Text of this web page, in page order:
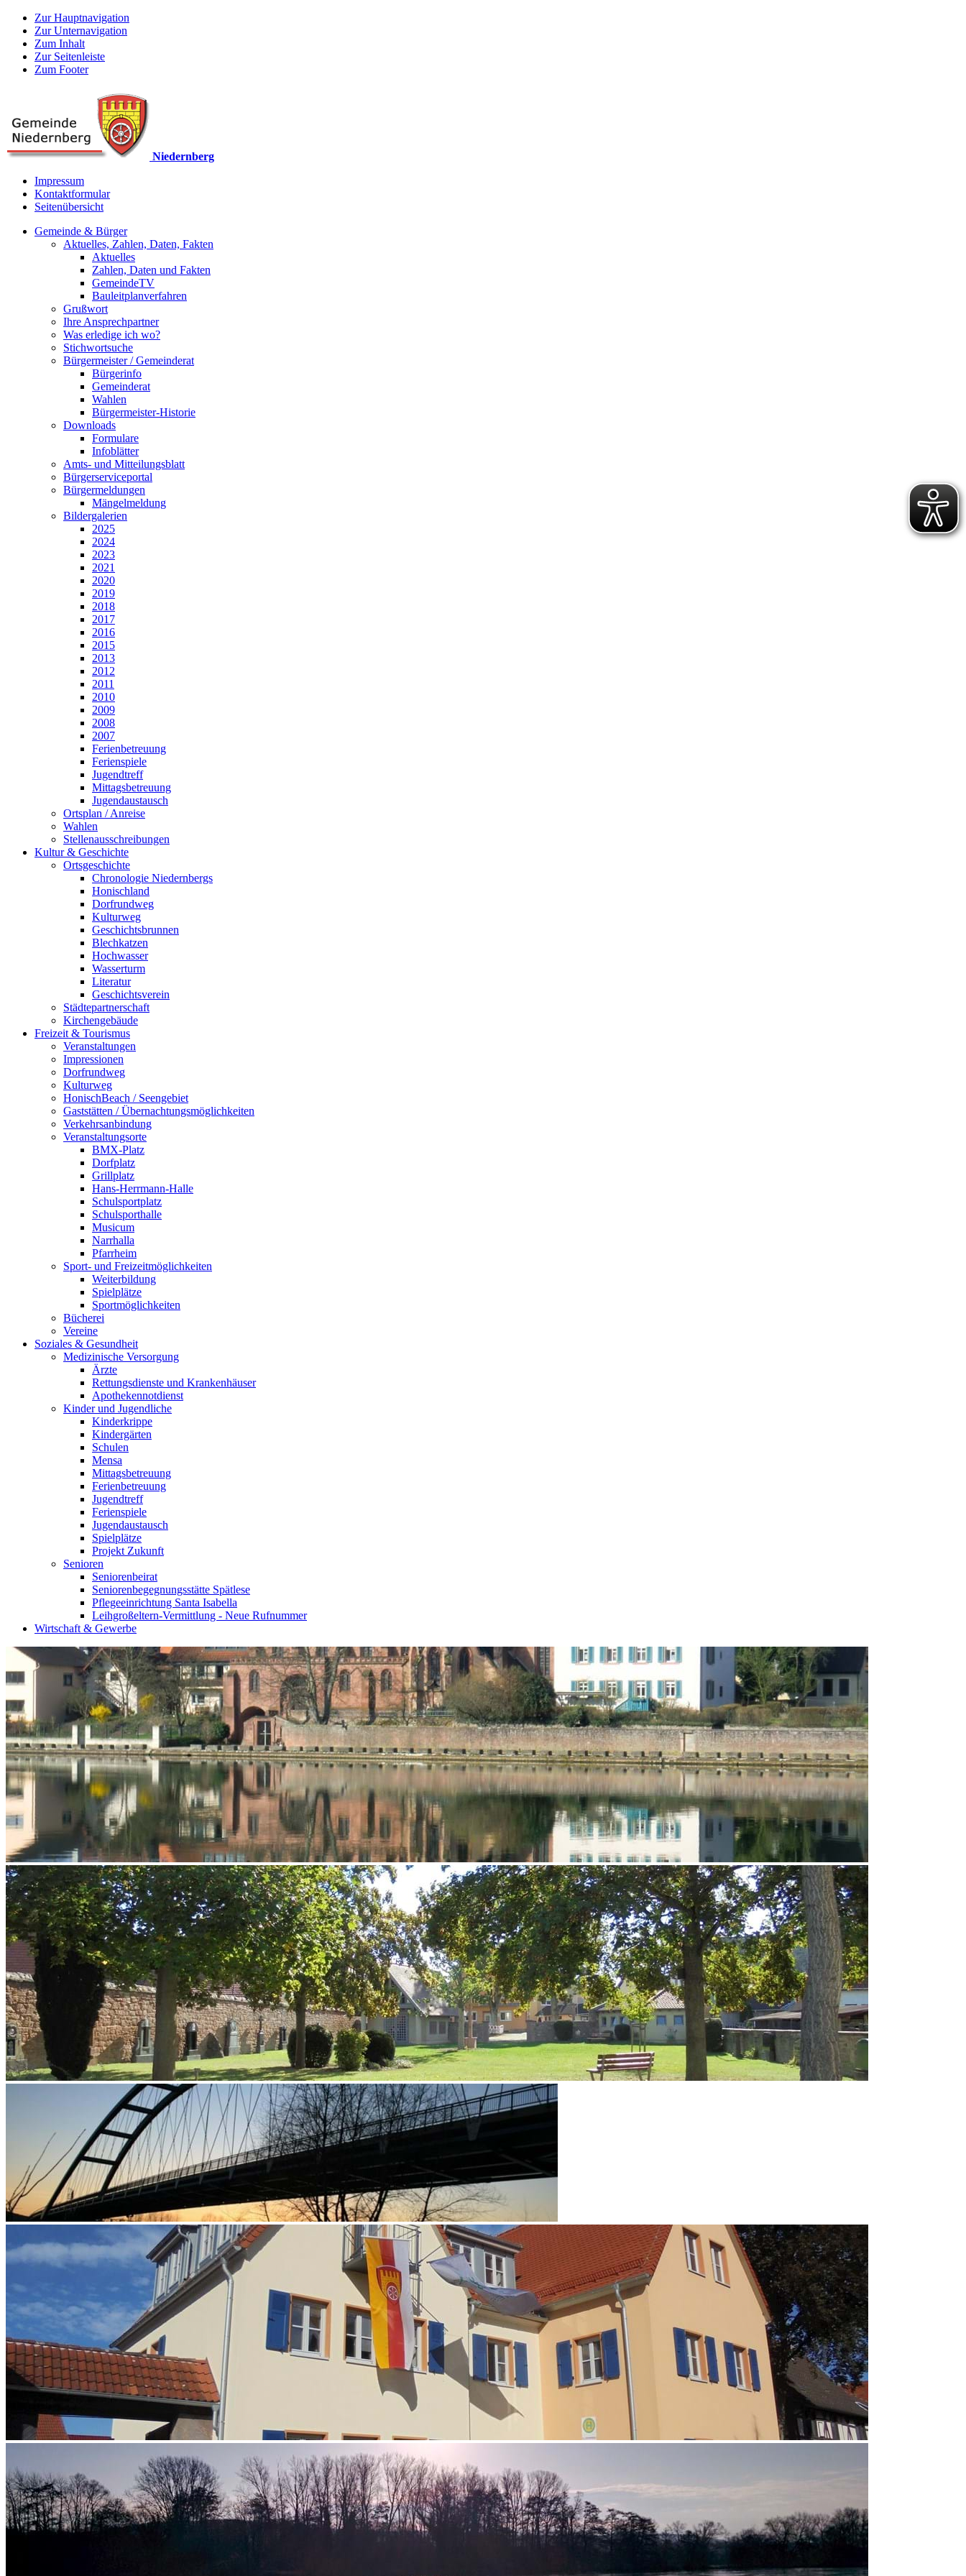
Zur Hauptnavigation
Zur Unternavigation
Zum Inhalt
Zur Seitenleiste
Zum Footer
Niedernberg
Impressum
Kontaktformular
Seitenübersicht
Gemeinde & Bürger
Aktuelles, Zahlen, Daten, Fakten
Aktuelles
Zahlen, Daten und Fakten
GemeindeTV
Bauleitplanverfahren
Grußwort
Ihre Ansprechpartner
Was erledige ich wo?
Stichwortsuche
Bürgermeister / Gemeinderat
Bürgerinfo
Gemeinderat
Wahlen
Bürgermeister-Historie
Downloads
Formulare
Infoblätter
Amts- und Mitteilungsblatt
Bürgerserviceportal
Bürgermeldungen
Mängelmeldung
Bildergalerien
2025
2024
2023
2021
2020
2019
2018
2017
2016
2015
2013
2012
2011
2010
2009
2008
2007
Ferienbetreuung
Ferienspiele
Jugendtreff
Mittagsbetreuung
Jugendaustausch
Ortsplan / Anreise
Wahlen
Stellenausschreibungen
Kultur & Geschichte
Ortsgeschichte
Chronologie Niedernbergs
Honischland
Dorfrundweg
Kulturweg
Geschichtsbrunnen
Blechkatzen
Hochwasser
Wasserturm
Literatur
Geschichtsverein
Städtepartnerschaft
Kirchengebäude
Freizeit & Tourismus
Veranstaltungen
Impressionen
Dorfrundweg
Kulturweg
HonischBeach / Seengebiet
Gaststätten / Übernachtungsmöglichkeiten
Verkehrsanbindung
Veranstaltungsorte
BMX-Platz
Dorfplatz
Grillplatz
Hans-Herrmann-Halle
Schulsportplatz
Schulsporthalle
Musicum
Narrhalla
Pfarrheim
Sport- und Freizeitmöglichkeiten
Weiterbildung
Spielplätze
Sportmöglichkeiten
Bücherei
Vereine
Soziales & Gesundheit
Medizinische Versorgung
Ärzte
Rettungsdienste und Krankenhäuser
Apothekennotdienst
Kinder und Jugendliche
Kinderkrippe
Kindergärten
Schulen
Mensa
Mittagsbetreuung
Ferienbetreuung
Jugendtreff
Ferienspiele
Jugendaustausch
Spielplätze
Projekt Zukunft
Senioren
Seniorenbeirat
Seniorenbegegnungsstätte Spätlese
Pflegeeinrichtung Santa Isabella
Leihgroßeltern-Vermittlung - Neue Rufnummer
Wirtschaft & Gewerbe